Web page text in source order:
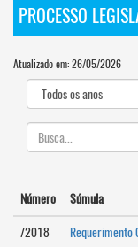
PROCESSO
Atualizado em: 26/05/2026
Número
Súmula
/2018